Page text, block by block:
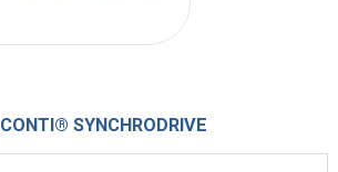
CONTI® SYNCHRODRIVE